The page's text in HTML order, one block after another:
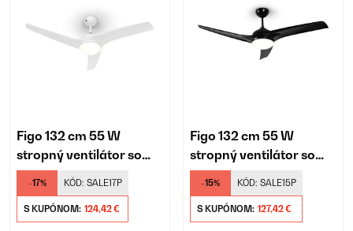
Figo 132 cm 55 W
stropný ventilátor so
svietidlom biela
-17% KÓD: SALE17P
S KUPÓNOM: 124,42 €
Figo 132 cm 55 W
stropný ventilátor so
svietidlom čierna
-15% KÓD: SALE15P
S KUPÓNOM: 127,42 €